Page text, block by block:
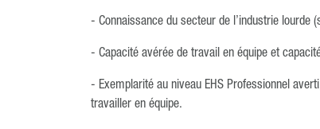
- Connaissance du secteur de l’industrie lourde
- Capacité avérée de travail en équipe et
- Exemplarité au niveau EHS Professionnel
travailler en équipe.